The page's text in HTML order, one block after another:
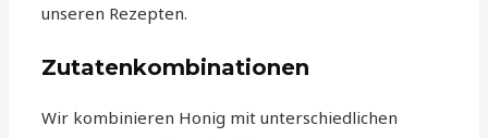
unseren Rezepten.
Zutatenkombinationen
Wir kombinieren Honig mit unterschiedlichen